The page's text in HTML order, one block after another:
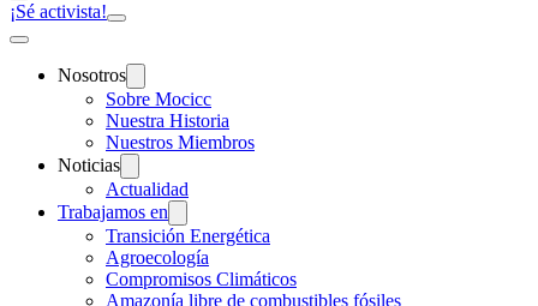
¡Sé activista!
Nosotros
Sobre Mocicc
Nuestra Historia
Nuestros Miembros
Noticias
Actualidad
Trabajamos en
Transición Energética
Agroecología
Compromisos Climáticos
Amazonía libre de combustibles fósiles